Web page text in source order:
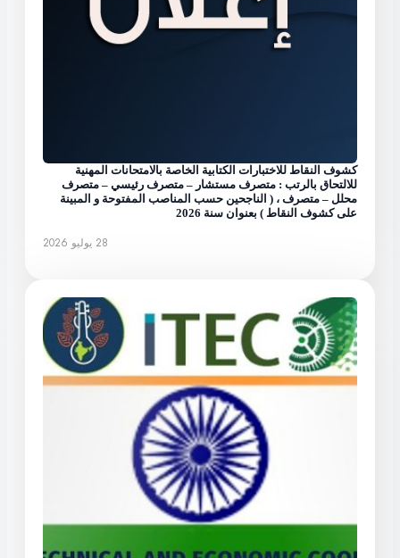
كشوف النقاط للاختبارات الكتابية الخاصة بالامتحانات المهنية
للالتحاق بالرتب : متصرف مستشار – متصرف رئيسي – متصرف
محلل – متصرف ، ( الناجحين حسب المناصب المفتوحة و المبينة
على كشوف النقاط ) بعنوان سنة 2026
28 يوليو 2026